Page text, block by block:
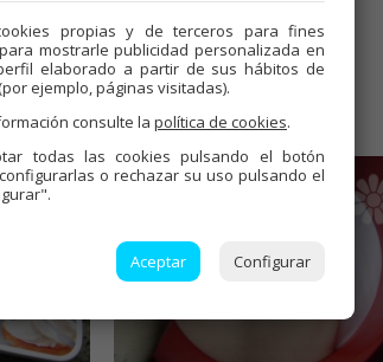
al enfriar ya queda perfecta.
propias y de terceros para fines
mostrarle publicidad personalizada en
elaborado a partir de sus hábitos de
ejemplo, páginas visitadas).
consulte la política de cookies.
todas las cookies pulsando el botón
o rechazar su uso pulsando el
Aceptar Configurar